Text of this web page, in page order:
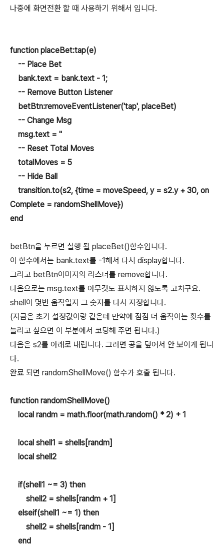
나중에 화면전환 할 때 사용하기 위해서 입니다.
function placeBet:tap(e)
-- Place Bet
bank.text = bank.text - 1;
-- Remove Button Listener
betBtn:removeEventListener('tap', placeBet)
-- Change Msg
msg.text = ''
-- Reset Total Moves
totalMoves = 5
-- Hide Ball
transition.to(s2, {time = moveSpeed, y = s2.y + 30, on
Complete = randomShellMove})
end
betBtn을 누르면 실행 될 placeBet()함수입니다.
이 함수에서는 bank.text를 -1해서 다시 display합니다.
그리고 betBtn이미지의 리스너를 remove합니다.
다음으로는 msg.text를 아무것도 표시하지 않도록 고치구요.
shell이 몇번 움직일지 그 숫자를 다시 지정합니다.
(지금은 초기 설정값이랑 같은데 만약에 점점 더 움직이는 횟수를
늘리고 싶으면 이 부분에서 코딩해 주면 됩니다.)
다음은 s2를 아래로 내립니다. 그러면 공을 덮어서 안 보이게 됩니
다.
완료 되면 randomShellMove() 함수가 호출 됩니다.
function randomShellMove()
local randm = math.floor(math.random() * 2) + 1
local shell1 = shells[randm]
local shell2
if(shell1 ~= 3) then
shell2 = shells[randm + 1]
elseif(shell1 ~= 1) then
shell2 = shells[randm - 1]
end